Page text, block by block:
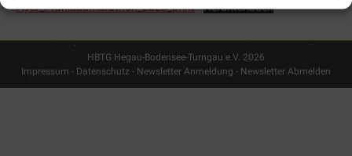
Flyer_Pfahlbaumarathon_2023_print Herunterladen
HBTG Hegau-Bodensee-Turngau e.V. 2026
Impressum - Datenschutz - Newsletter Anmeldung - Newsletter Abmelden